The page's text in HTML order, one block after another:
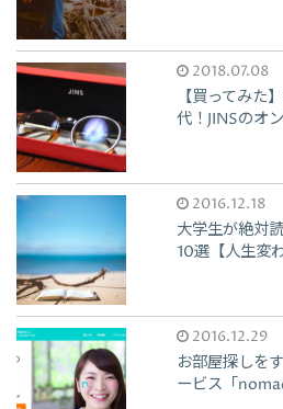
2018.07.08
【買ってみた
代！JINSのオ
2016.12.18
大学生が絶対
10選【人生変わ
2016.12.29
お部屋探しを
ービス「